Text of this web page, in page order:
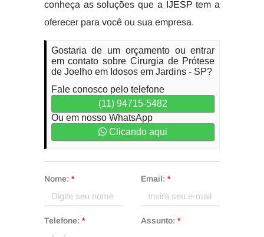
conheça as soluções que a IJESP tem a
oferecer para você ou sua empresa.
Gostaria de um orçamento ou entrar
em contato sobre Cirurgia de Prótese
de Joelho em Idosos em Jardins - SP?
Fale conosco pelo telefone
(11) 94715-5482
Ou em nosso WhatsApp
Clicando aqui
Nome: * Email: *
Telefone: * Assunto: *